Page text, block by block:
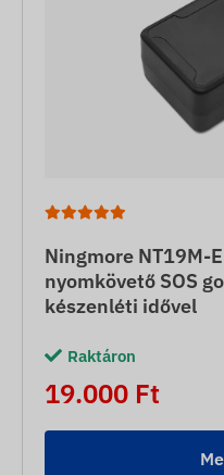
Ningmore NT19M-
nyomkövető SOS
készenléti idővel
Raktáron
19.000 Ft